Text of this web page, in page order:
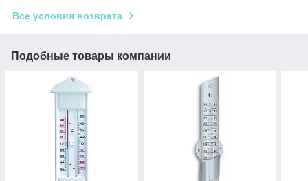
Все условия возврата
Подобные товары компании